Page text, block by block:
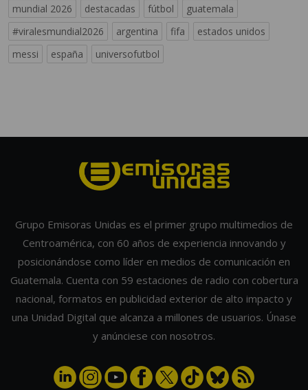
mundial 2026 destacadas fútbol
guatemala
#viralesmundial2026
argentina fifa
estados unidos
messi
españa universofutbol
Grupo Emisoras Unidas es el primer grupo multimedios de
Centroamérica, con 60 años de experiencia innovando y
posicionándose como líder en medios de comunicación en
Guatemala. Cuenta con 59 estaciones de radio con cobertura
nacional, formatos en publicidad exterior de alto impacto y
una Unidad Digital que alcanza a millones de usuarios. Únase
y anúnciese con nosotros.